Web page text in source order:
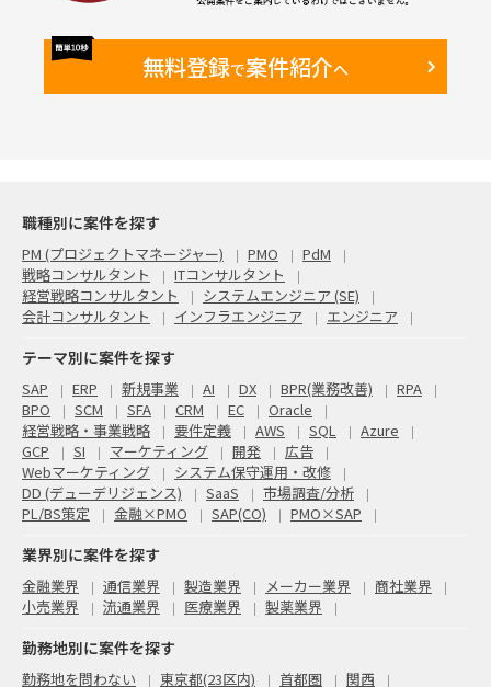
無料登録で案件紹介へ
職種別に案件を探す
PM (プロジェクトマネージャー) PMO
PdM
戦略コンサルタント
ITコンサルタント
経営戦略コンサルタント
システムエンジニア (SE)
会計コンサルタント
インフラエンジニア エンジニア
テーマ別に案件を探す
SAP ERP 新規事業 AI DX BPR(業務改善)
RPA
BPO
SCM SFA CRM EC
Oracle
経営戦略・事業戦略
要件定義 AWS SQL
Azure
GCP
SI マーケティング 開発
広告
Webマーケティング
システム保守運用・改修
DD (デューデリジェンス)
SaaS
市場調査/分析
PL/BS策定
金融×PMO SAP(CO) PMO×SAP
業界別に案件を探す
金融業界 通信業界 製造業界 メーカー業界
商社業界
小売業界
流通業界 医療業界 製薬業界
勤務地別に案件を探す
勤務地を問わない 東京都(23区内) 首都圏 関西